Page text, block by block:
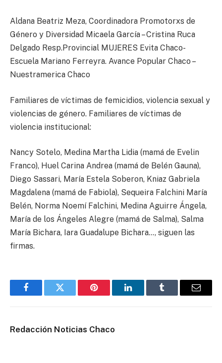
Aldana Beatriz Meza, Coordinadora Promotorxs de
Género y Diversidad Micaela García – Cristina Ruca
Delgado Resp.Provincial MUJERES Evita Chaco-
Escuela Mariano Ferreyra. Avance Popular Chaco –
Nuestramerica Chaco
Familiares de víctimas de femicidios, violencia sexual y
violencias de género. Familiares de víctimas de
violencia institucional:
Nancy Sotelo, Medina Martha Lidia (mamá de Evelin
Franco), Huel Carina Andrea (mamá de Belén Gauna),
Diego Sassari, María Estela Soberon, Kniaz Gabriela
Magdalena (mamá de Fabiola), Sequeira Falchini María
Belén, Norma Noemí Falchini, Medina Aguirre Ángela,
María de los Ángeles Alegre (mamá de Salma), Salma
María Bichara, Iara Guadalupe Bichara…, siguen las
firmas.
FacebookTwitter Pinterest LinkedInTumblr Email
Redacción Noticias Chaco